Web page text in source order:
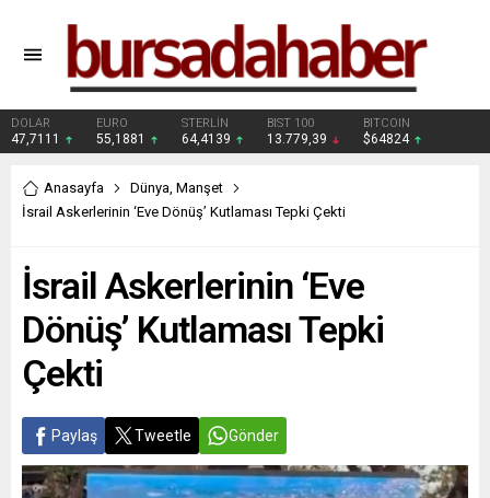
DOLAR
47,7111
EURO
55,1881
STERLİN
64,4139
BIST 100
13.779,39
BITCOIN
$64824
Anasayfa Dünya, Manşet
İsrail Askerlerinin ‘Eve Dönüş’ Kutlaması Tepki Çekti
İsrail Askerlerinin ‘Eve
Dönüş’ Kutlaması Tepki
Çekti
Paylaş Tweetle Gönder